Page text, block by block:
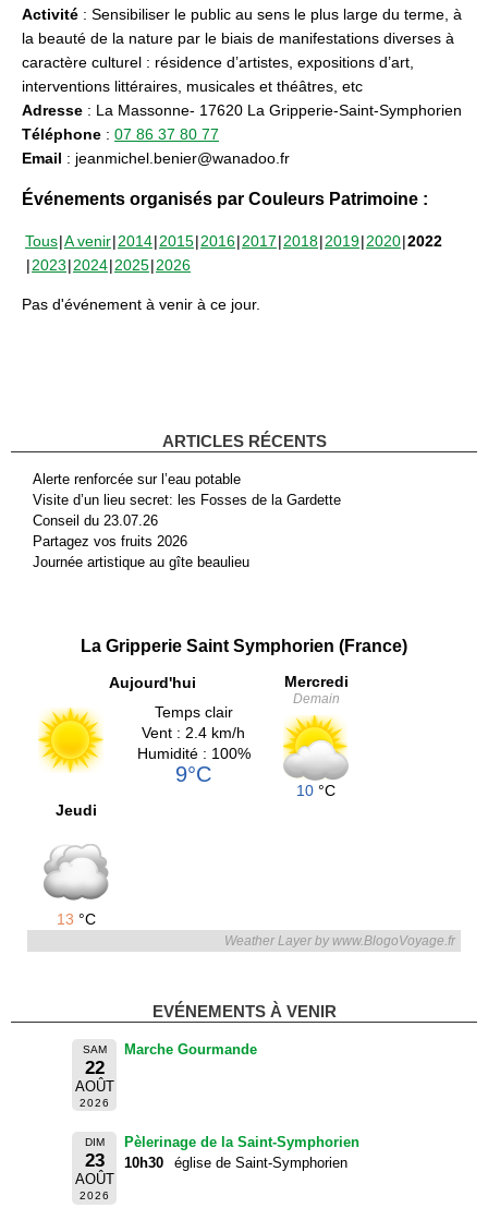
Activité : Sensibiliser le public au sens le plus large du terme, à
la beauté de la nature par le biais de manifestations diverses à
caractère culturel : résidence d’artistes, expositions d’art,
interventions littéraires, musicales et théâtres, etc
Adresse : La Massonne- 17620 La Gripperie-Saint-Symphorien
Téléphone : 07 86 37 80 77
Email : jeanmichel.benier@wanadoo.fr
Événements organisés par Couleurs Patrimoine :
Tous A venir 2014 2015 2016 2017 2018 2019 2020 2022
2023 2024 2025 2026
Pas d'événement à venir à ce jour.
ARTICLES RÉCENTS
Alerte renforcée sur l’eau potable
Visite d’un lieu secret: les Fosses de la Gardette
Conseil du 23.07.26
Partagez vos fruits 2026
Journée artistique au gîte beaulieu
La Gripperie Saint Symphorien (France)
Aujourd'hui
Temps clair
Vent : 2.4 km/h
Humidité : 100%
9°C
Mercredi
Demain
10 °C
Jeudi
13 °C
Weather Layer by www.BlogoVoyage.fr
EVÉNEMENTS À VENIR
SAM
22
AOÛT
2026
Marche Gourmande
DIM
23
AOÛT
2026
Pèlerinage de la Saint-Symphorien
10h30
église de Saint-Symphorien